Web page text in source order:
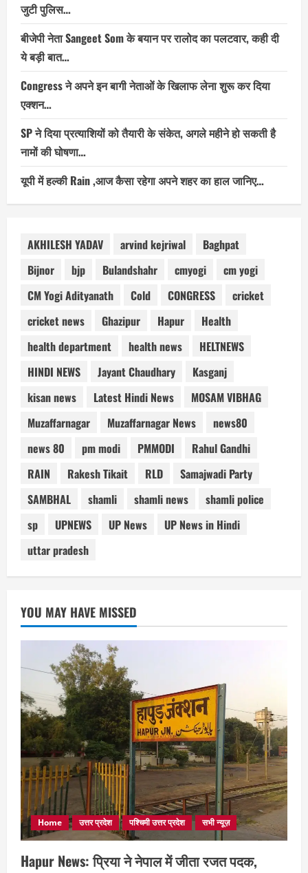
जुटी पुलिस…
बीजेपी नेता Sangeet Som के बयान पर रालोद का पलटवार, कही दी
ये बड़ी बात…
Congress ने अपने इन बागी नेताओं के खिलाफ लेना शुरू कर दिया
एक्शन…
SP ने दिया प्रत्याशियों को तैयारी के संकेत, अगले महीने हो सकती है
नामों की घोषणा…
यूपी में हल्की Rain ,आज कैसा रहेगा अपने शहर का हाल जानिए…
AKHILESH YADAV arvind kejriwal
Baghpat
Bijnor
bjp Bulandshahr cmyogi
cm yogi
CM Yogi Adityanath
Cold CONGRESS
cricket
cricket news
Ghazipur Hapur
Health
health department
health news
HELTNEWS
HINDI NEWS
Jayant Chaudhary
Kasganj
kisan news
Latest Hindi News
MOSAM VIBHAG
Muzaffarnagar
Muzaffarnagar News
news80
news 80
pm modi PMMODI
Rahul Gandhi
RAIN
Rakesh Tikait RLD
Samajwadi Party
SAMBHAL
shamli shamli news
shamli police
sp
UPNEWS UP News
UP News in Hindi
uttar pradesh
YOU MAY HAVE MISSED
Home उत्तर प्रदेश पश्चिमी उत्तर प्रदेश सभी न्यूज़
Hapur News: प्रिया ने नेपाल में जीता रजत पदक,